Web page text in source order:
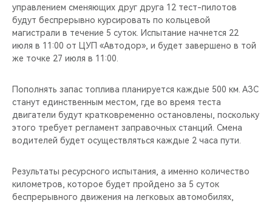
управлением сменяющих друг друга 12 тест-пилотов
будут беспрерывно курсировать по кольцевой
магистрали в течение 5 суток. Испытание начнется 22
июля в 11:00 от ЦУП «Автодор», и будет завершено в той
же точке 27 июля в 11:00.
Пополнять запас топлива планируется каждые 500 км. АЗС
станут единственным местом, где во время теста
двигатели будут кратковременно остановлены, поскольку
этого требует регламент заправочных станций. Смена
водителей будет осуществляться каждые 2 часа пути.
Результаты ресурсного испытания, а именно количество
километров, которое будет пройдено за 5 суток
беспрерывного движения на легковых автомобилях,